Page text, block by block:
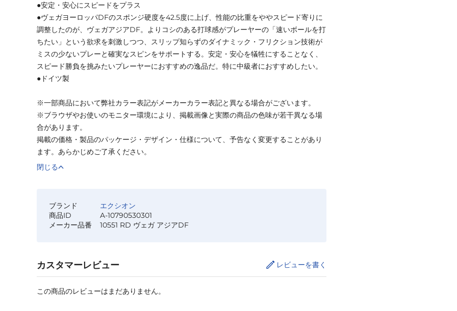
●安定・安心にスピードをプラス
●ヴェガヨーロッパDFのスポンジ硬度を42.5度に上げ、性能の比重をややスピード寄りに
調整したのが、ヴェガアジアDF。よりコシのある打球感がプレーヤーの「速いボールを打
ちたい」という欲求を刺激しつつ、スリップ知らずのダイナミック・フリクション技術が
ミスの少ないプレーと確実なスピンをサポートする。安定・安心を犠牲にすることなく、
スピード勝負を挑みたいプレーヤーにおすすめの逸品だ。特に中級者におすすめしたい。
●ドイツ製
※一部商品において弊社カラー表記がメーカーカラー表記と異なる場合がございます。
※ブラウザやお使いのモニター環境により、掲載画像と実際の商品の色味が若干異なる場
合があります。
掲載の価格・製品のパッケージ・デザイン・仕様について、予告なく変更することがあり
ます。あらかじめご了承ください。
閉じる
ブランド
エクシオン
商品ID
A-10790530301
メーカー品番
10551 RD ヴェガ アジアDF
カスタマーレビュー レビューを書く
この商品のレビューはまだありません。